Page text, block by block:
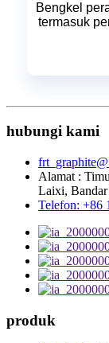
Bengkel
termasuk
hubungi kami
Alamat :
Laixi,
Telefon: +86
produk